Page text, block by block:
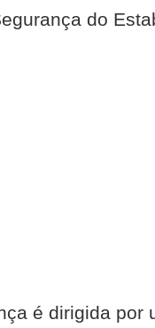
do
é dirigida por